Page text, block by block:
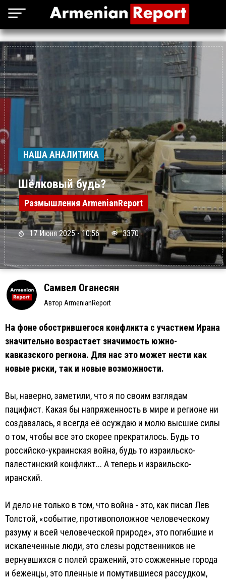
НАША АНАЛИТИКА
Шёлковый будь?
Размышления ArmenianReport
17 Июня 2025 - 10:56 3370
Самвел Оганесян
Автор ArmenianReport
На фоне обострившегося конфликта с участием Ирана
значительно возрастает значимость южно-
кавказского региона. Для нас это может нести как
новые риски, так и новые возможности.
Вы, наверно, заметили, что я по своим взглядам
пацифист. Какая бы напряженность в мире и регионе ни
создавалась, я всегда её осуждаю и молю высшие силы
о том, чтобы все это скорее прекратилось. Будь то
российско-украинская война, будь то израильско-
палестинский конфликт... А теперь и израильско-
иранский.
И дело не только в том, что война - это, как писал Лев
Толстой, «событие, противоположное человеческому
разуму и всей человеческой природе», это погибшие и
искалеченные люди, это слезы родственников не
вернувшихся с полей сражений, это сожженные города
и беженцы, это пленные и помутившиеся рассудком,